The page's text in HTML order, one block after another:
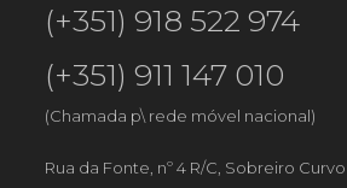
(+351) 918 522 974
(+351) 911 147 010
(Chamada p\ rede móvel nacional)
Rua da Fonte, nº 4 R/C, Sobreiro Curvo